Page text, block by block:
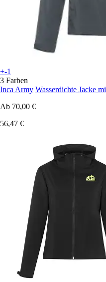
+-1
3 Farben
Inca Army Wasserdichte Jacke
Ab 70,00 €
56,47 €